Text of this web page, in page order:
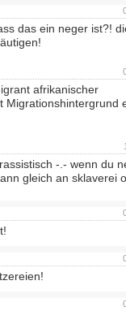
das ein neger ist?!
afrikanischer
Migrationshintergrund
-.- wenn du
gleich an sklaverei